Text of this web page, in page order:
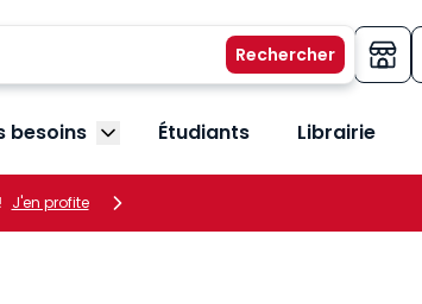
sous-menu Vos métiers
besoins Afficher le sous-menu Vos besoins
Étudiants Librairie
J'en profite